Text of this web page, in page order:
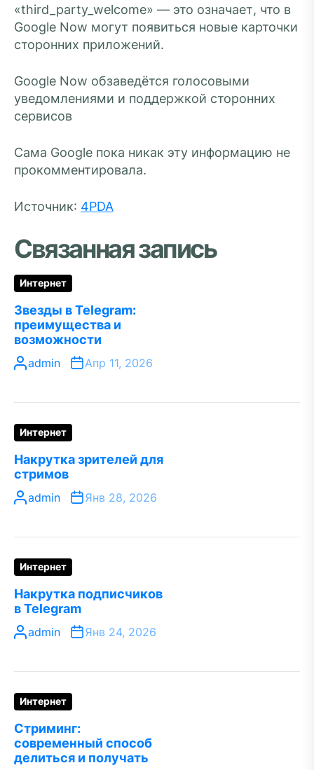
«third_party_welcome» — это означает, что в
Google Now могут появиться новые карточки
сторонних приложений.
Google Now обзаведётся голосовыми
уведомлениями и поддержкой сторонних
сервисов
Сама Google пока никак эту информацию не
прокомментировала.
Источник: 4PDA
Связанная запись
Интернет
Звезды в Telegram:
преимущества и
возможности
admin Апр 11, 2026
Интернет
Накрутка зрителей для
стримов
admin Янв 28, 2026
Интернет
Накрутка подписчиков
в Telegram
admin Янв 24, 2026
Интернет
Стриминг:
современный способ
делиться и получать